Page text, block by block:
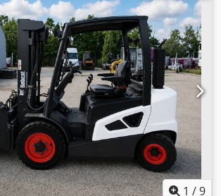
شاخک‌ها: ۲٬۴۰۰ میلی‌متر , وزن خالی: ۱۲٬۴۰۶ کیلوگرم
,
1 /9